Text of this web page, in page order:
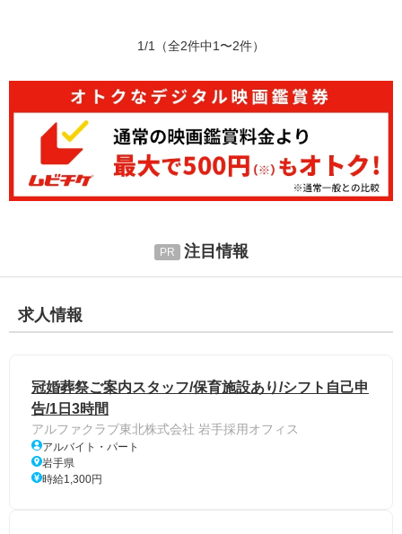
1/1 （全2件中1〜2件）
注目情報
求人情報
冠婚葬祭ご案内スタッフ/保育施設あり/シフト自己申
告/1日3時間
アルファクラブ東北株式会社 岩手採用オフィス
アルバイト・パート
岩手県
時給1,300円